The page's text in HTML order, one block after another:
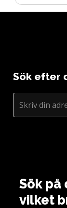
Sök efter
Sök på
vilket